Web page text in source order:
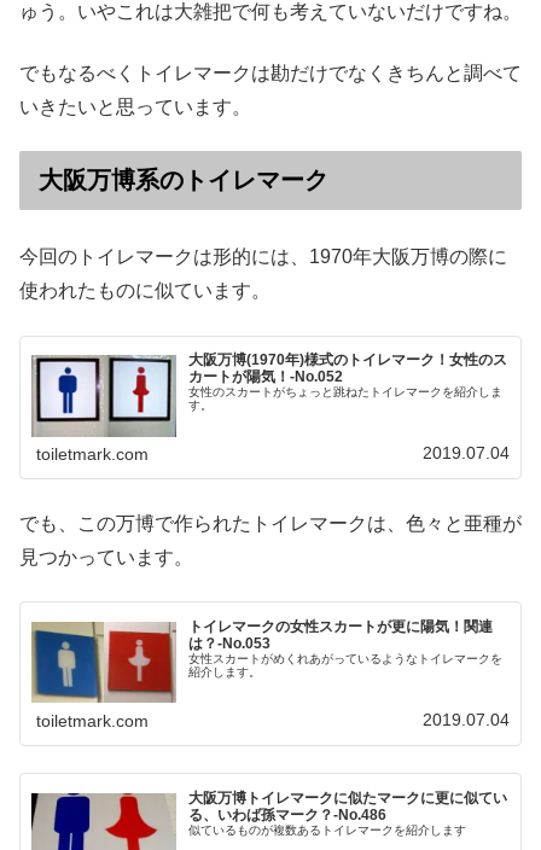
ゅう。いやこれは大雑把で何も考えていないだけですね。
でもなるべくトイレマークは勘だけでなくきちんと調べて
いきたいと思っています。
大阪万博系のトイレマーク
今回のトイレマークは形的には、1970年大阪万博の際に
使われたものに似ています。
大阪万博(1970年)様式のトイレマーク！女性のス
カートが陽気！-No.052
女性のスカートがちょっと跳ねたトイレマークを紹介しま
す。
toiletmark.com 2019.07.04
でも、この万博で作られたトイレマークは、色々と亜種が
見つかっています。
トイレマークの女性スカートが更に陽気！関連
は？-No.053
女性スカートがめくれあがっているようなトイレマークを
紹介します。
toiletmark.com 2019.07.04
大阪万博トイレマークに似たマークに更に似てい
る、いわば孫マーク？‐No.486
似ているものが複数あるトイレマークを紹介します